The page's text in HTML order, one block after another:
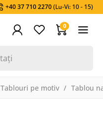
+40 37 710 2270(Lu-Vi: 10 - 15)
0
Tablouri pe motiv Tablou